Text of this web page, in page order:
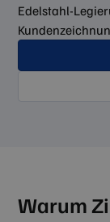
Edelstahl-
Warum